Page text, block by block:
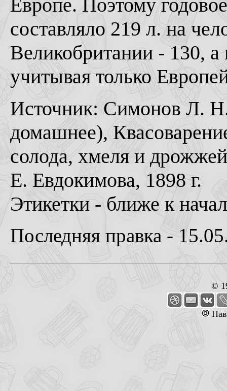
Европе. Поэтому
составляло 219 л. на
Великобритании - 130, а
учитывая только
Источник: Симонов Л.
домашнее),
солода, хмеля и
Е. Евдокимова, 1898 г.
Этикетки - ближе к
Последняя правка -
©